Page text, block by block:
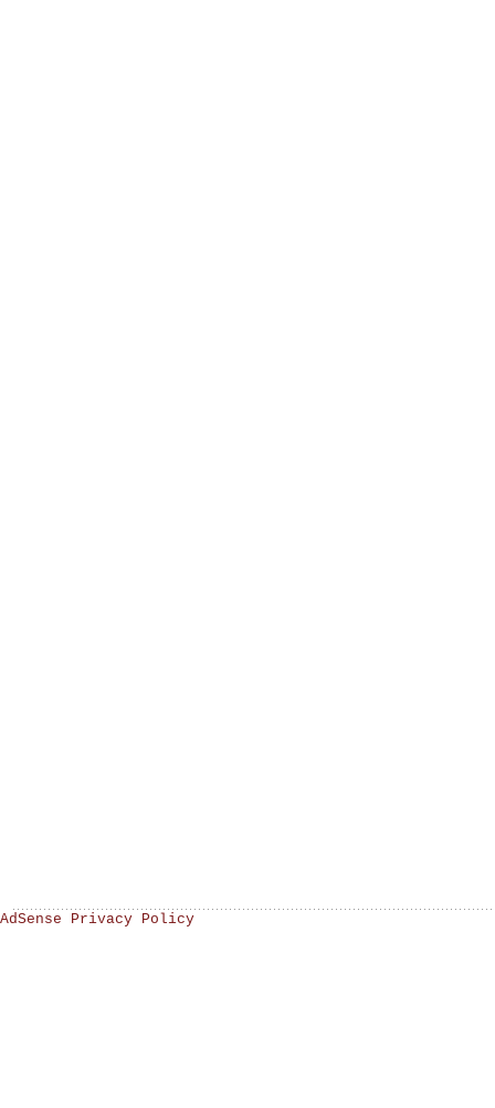
AdSense Privacy Policy